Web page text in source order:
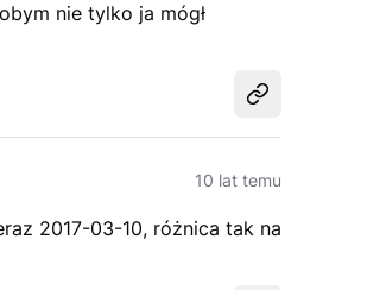
nie tylko ja mógł
Udostępnij
10 lat temu
2017-03-10, różnica tak na